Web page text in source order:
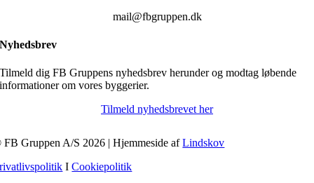
mail@fbgruppen.dk
Nyhedsbrev
Tilmeld dig FB Gruppens nyhedsbrev herunder og modtag løbende
informationer om vores byggerier.
Tilmeld nyhedsbrevet her
FB Gruppen A/S 2026 | Hjemmeside afLindskov
ICookiepolitik